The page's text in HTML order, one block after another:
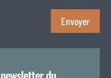
Envoyer